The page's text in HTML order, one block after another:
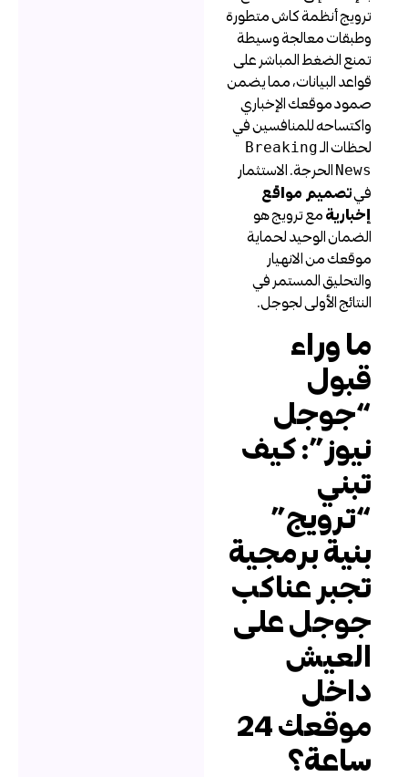
ترويج أنظمة كاش متطورة
وطبقات معالجة وسيطة
تمنع الضغط المباشر على
قواعد البيانات، مما يضمن
صمود موقعك الإخباري
واكتساحه للمنافسين في
لحظات الـBreaking
الحرجة. الاستثمار
تصميم مواقع
إخباريةمع ترويج هو
الضمان الوحيد لحماية
موقعك من الانهيار
والتحليق المستمر في
النتائج الأولى لجوجل.
ما وراء
قبول
“جوجل
نيوز”: كيف
تبني
“ترويج”
بنية برمجية
تجبر عناكب
جوجل على
العيش
داخل
موقعك 24
ساعة؟